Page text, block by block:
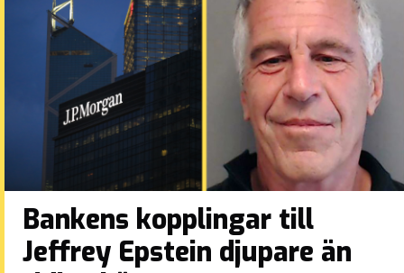
Bankens kopplingar till
Jeffrey Epstein djupare än